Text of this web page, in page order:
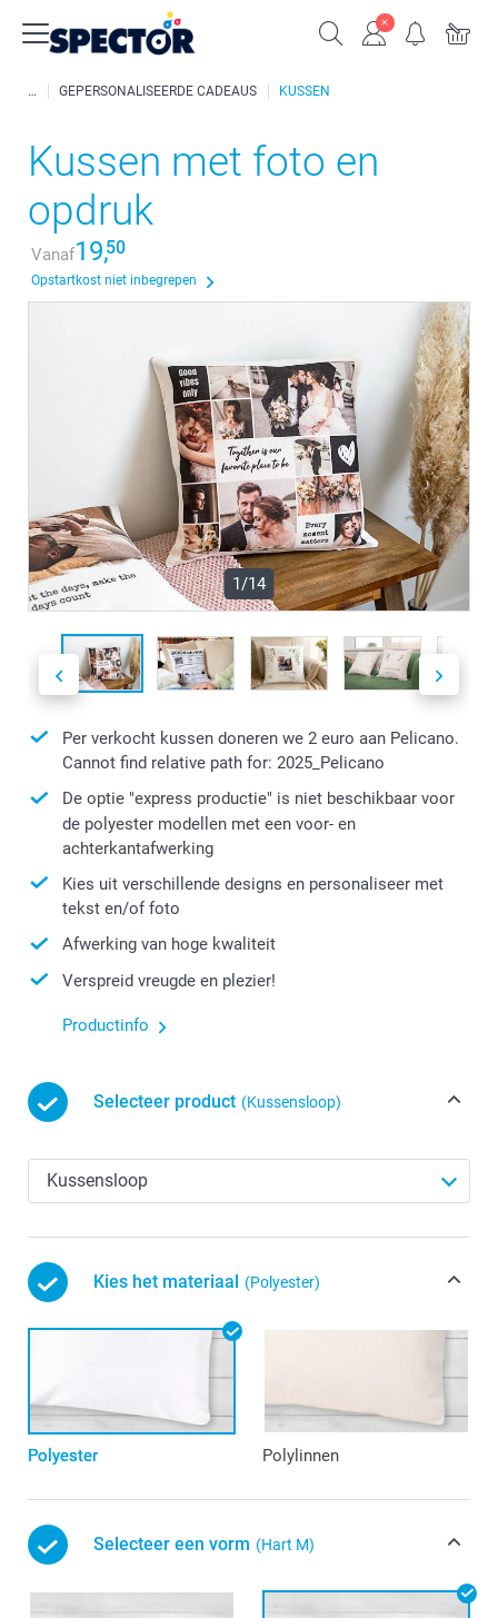
GEPERSONALISEERDE CADEAUS KUSSEN
Kussen met foto en
opdruk
Vanaf19,50
Opstartkost niet inbegrepen
1/14
Per verkocht kussen doneren we 2 euro aan Pelicano.
Cannot find relative path for: 2025_Pelicano
De optie "express productie" is niet beschikbaar voor
de polyester modellen met een voor- en
achterkantafwerking
Kies uit verschillende designs en personaliseer met
tekst en/of foto
Afwerking van hoge kwaliteit
Verspreid vreugde en plezier!
Productinfo
Selecteer product (Kussensloop)
Kies het materiaal (Polyester)
Polyester Polylinnen
Selecteer een vorm (Hart M)